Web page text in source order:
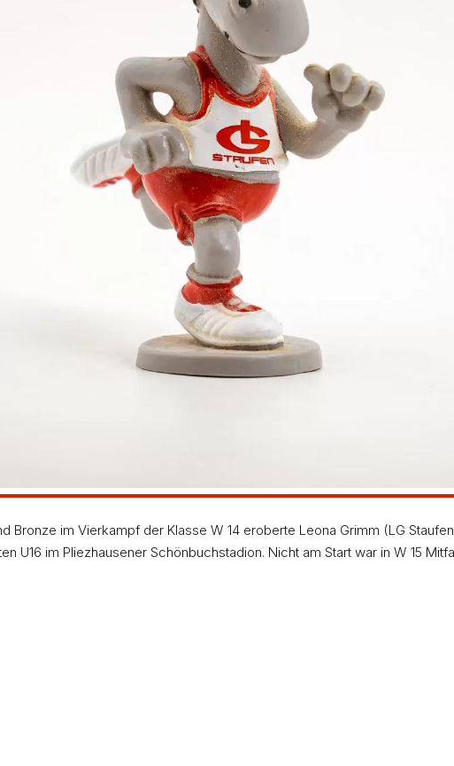
Bronze im Vierkampf der Klasse W 14 eroberte Leona Grimm (LG
U16 im Pliezhausener Schönbuchstadion. Nicht am Start war in W 15
Teilnehmern im Vierkampf Pascal Seiz am besten
beachtliche 12,19 Sekunden. Mit 1,60 m stellte er seine
Weitsprung (4,87 m), Hochsprung (1,52 m) und Vierkampf
(1598 P.).
Braun, Abele) kam mit 5764 Punkten in der U16-